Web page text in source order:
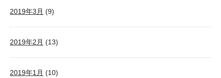
2019年3月 (9)
2019年2月 (13)
2019年1月 (10)